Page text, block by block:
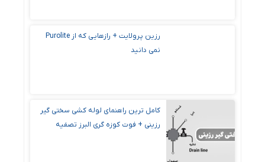
رزین پرولایت + رازهایی که از Purolite
نمی دانید
کامل ترین راهنمای لوله کشی سختی گیر
رزینی + فوت کوزه گری البرز تصفیه